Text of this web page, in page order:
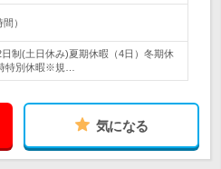
）
制(土日休み)夏期休暇（4日）冬期休
特別休暇※規…
気になる